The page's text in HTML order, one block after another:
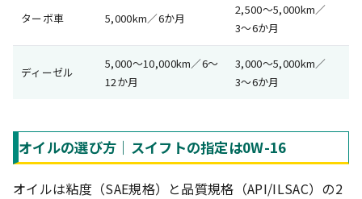
ターボ車 5,000km／6か月
2,500〜5,000km／
3〜6か月
ディーゼル
5,000〜10,000km／6〜
12か月
3,000〜5,000km／
3〜6か月
オイルの選び方｜スイフトの指定は0W-16
オイルは粘度（SAE規格）と品質規格（API/ILSAC）の2